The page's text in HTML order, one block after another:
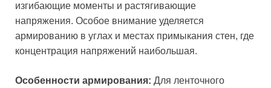
изгибающие моменты и растягивающие
напряжения. Особое внимание уделяется
армированию в углах и местах примыкания стен, где
концентрация напряжений наибольшая.
Особенности армирования: Для ленточного